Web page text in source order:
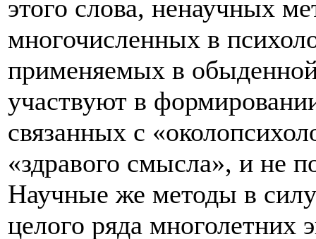
этого слова, ненаучных
многочисленных в
применяемых в
участвуют в
связанных с
«здравого смысла», и не
Научные же методы в
целого ряда многолетних